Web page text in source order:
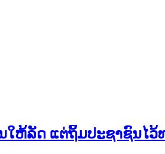
ຫ້ລັດ ແຕ່ຖິ້ມປະຊາຊົນໄວ້